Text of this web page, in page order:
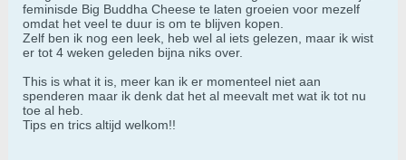
feminisde Big Buddha Cheese te laten groeien voor mezelf
omdat het veel te duur is om te blijven kopen.
Zelf ben ik nog een leek, heb wel al iets gelezen, maar ik wist
er tot 4 weken geleden bijna niks over.
This is what it is, meer kan ik er momenteel niet aan
spenderen maar ik denk dat het al meevalt met wat ik tot nu
toe al heb.
Tips en trics altijd welkom!!